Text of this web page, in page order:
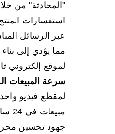
"المحادثة" من خلال
استفسارات المنتج
عبر الرسائل
مما يؤدي إلى بناء
لموقع إلكتروني ثابت.
سرعة المبيعات
لمقطع فيديو واحد
مبيعات في
جهود تحسين محركات